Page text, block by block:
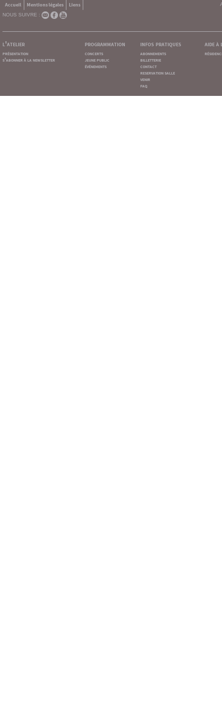
Accueil Mentions légales
Liens
NOUS SUIVRE :
l'atelier
présentation
s'abonner à la newsletter
programmation
concerts
jeune public
événements
infos pratiques
abonnements
billetterie
contact
reservation salle
venir
faq
aide